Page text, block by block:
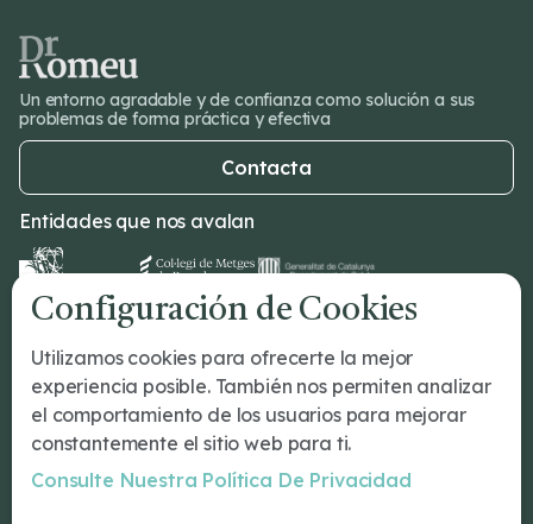
Un entorno agradable y de confianza como solución a sus
problemas de forma práctica y efectiva
Contacta
Entidades que nos avalan
Dr Romeu
¿Tu primera cita?
Tratamientos
Conócenos
Blog
Configuración de Cookies
Utilizamos cookies para ofrecerte la mejor
experiencia posible. También nos permiten analizar
el comportamiento de los usuarios para mejorar
constantemente el sitio web para ti.
Consulte Nuestra Política De Privacidad